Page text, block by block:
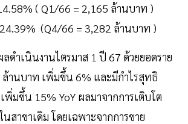
( Q1/66 = 2,165 ล้านบาท )
(Q4/66 = 3,282 ล้านบาท )
ลดำเนินงานไตรมาส 1 ปี 67 ด้วยยอดราย
ล้านบาท เพิ่มขึ้น 6% และมีกำไรสุทธิ
มขึ้น 15% YoY ผลมาจากการเติบโต
สาขาเดิม โดยเฉพาะจากการขาย